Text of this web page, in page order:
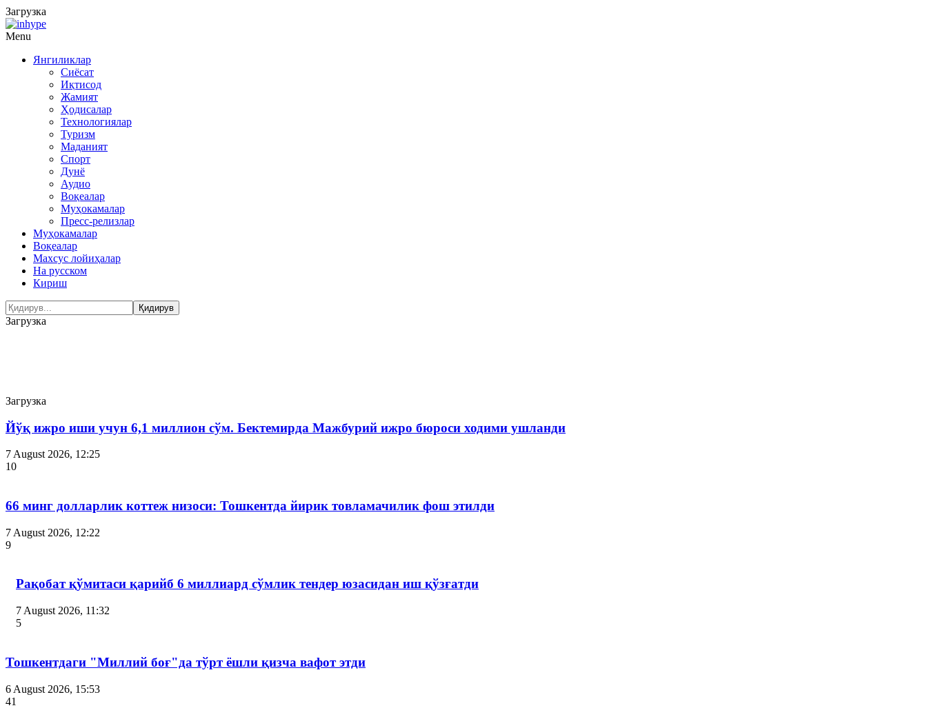
Загрузка
Menu
Янгиликлар
Сиёсат
Иқтисод
Жамият
Ҳодисалар
Технологиялар
Туризм
Маданият
Спорт
Дунё
Аудио
Воқеалар
Муҳокамалар
Пресс-релизлар
Муҳокамалар
Воқеалар
Махсус лойиҳалар
На русском
Кириш
Загрузка
Загрузка
Йўқ ижро иши учун 6,1 миллион сўм. Бектемирда Мажбурий ижро бюроси ходими ушланди
7 August 2026, 12:25
10
66 минг долларлик коттеж низоси: Тошкентда йирик товламачилик фош этилди
7 August 2026, 12:22
9
Рақобат қўмитаси қарийб 6 миллиард сўмлик тендер юзасидан иш қўзғатди
7 August 2026, 11:32
5
Тошкентдаги "Миллий боғ"да тўрт ёшли қизча вафот этди
6 August 2026, 15:53
41